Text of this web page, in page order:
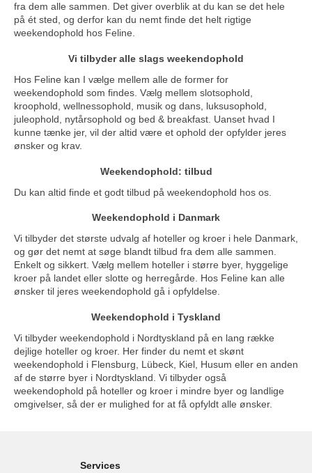
fra dem alle sammen. Det giver overblik at du kan se det hele
på ét sted, og derfor kan du nemt finde det helt rigtige
weekendophold hos Feline.
Vi tilbyder alle slags weekendophold
Hos Feline kan I vælge mellem alle de former for
weekendophold som findes. Vælg mellem slotsophold,
kroophold, wellnessophold, musik og dans, luksusophold,
juleophold, nytårsophold og bed & breakfast. Uanset hvad I
kunne tænke jer, vil der altid være et ophold der opfylder jeres
ønsker og krav.
Weekendophold: tilbud
Du kan altid finde et godt tilbud på weekendophold hos os.
Weekendophold i Danmark
Vi tilbyder det største udvalg af hoteller og kroer i hele Danmark,
og gør det nemt at søge blandt tilbud fra dem alle sammen.
Enkelt og sikkert. Vælg mellem hoteller i større byer, hyggelige
kroer på landet eller slotte og herregårde. Hos Feline kan alle
ønsker til jeres weekendophold gå i opfyldelse.
Weekendophold i Tyskland
Vi tilbyder weekendophold i Nordtyskland på en lang række
dejlige hoteller og kroer. Her finder du nemt et skønt
weekendophold i Flensburg, Lübeck, Kiel, Husum eller en anden
af de større byer i Nordtyskland. Vi tilbyder også
weekendophold på hoteller og kroer i mindre byer og landlige
omgivelser, så der er mulighed for at få opfyldt alle ønsker.
Services